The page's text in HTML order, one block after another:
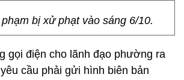
bị xử phạt vào sáng 6/10.
gọi điện cho lãnh đạo phường ra
cầu phải gửi hình biên bản